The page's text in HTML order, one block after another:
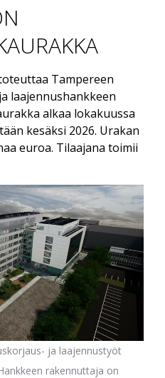
Tampereen
laajennushankkeen
alkaa lokakuussa
kesäksi 2026. Urakan
euroa. Tilaajana toimii
ja laajennustyöt
rakennuttaja on